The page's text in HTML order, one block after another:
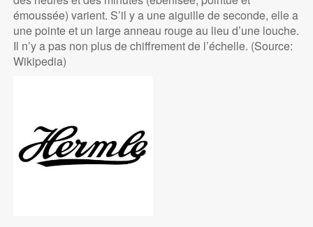
émoussée) varient. S’il y a une aiguille de seconde, elle a
une pointe et un large anneau rouge au lieu d’une louche.
Il n’y a pas non plus de chiffrement de l’échelle. (Source:
Wikipedia)